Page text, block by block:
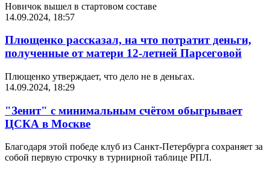
Новичок вышел в стартовом составе
14.09.2024, 18:57
Плющенко рассказал, на что потратит деньги,
полученные от матери 12-летней Парсеговой
Плющенко утверждает, что дело не в деньгах.
14.09.2024, 18:29
"Зенит" с минимальным счётом обыгрывает
ЦСКА в Москве
Благодаря этой победе клуб из Санкт-Петербурга сохраняет за
собой первую строчку в турнирной таблице РПЛ.